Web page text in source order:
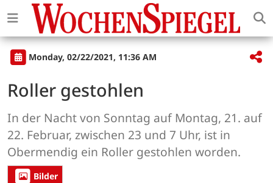
Monday, 02/22/2021, 11:36 AM
Roller gestohlen
In der Nacht von Sonntag auf Montag, 21. auf
22. Februar, zwischen 23 und 7 Uhr, ist in
Obermendig ein Roller gestohlen worden.
Bilder